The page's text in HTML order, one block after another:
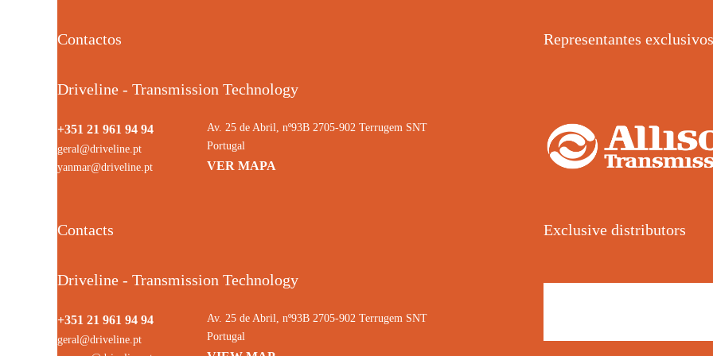
Contactos
Driveline - Transmission Technology
+351 21 961 94 94
geral@driveline.pt
yanmar@driveline.pt
Av. 25 de Abril, nº93B 2705-902 Terrugem SNT
Portugal
VER MAPA
Representantes exclusivos
Contacts
Driveline - Transmission Technology
+351 21 961 94 94
geral@driveline.pt
Av. 25 de Abril, nº93B 2705-902 Terrugem SNT
Portugal
Exclusive distributors